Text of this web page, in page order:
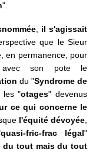
".
il s'agissait
que le Sieur
en permanence, pour
son pote le
du "Syndrome de
les "otages" devenus
ce qui concerne le
l'équité dévoyée
quasi-fric-frac légal"
du tout mais du tout